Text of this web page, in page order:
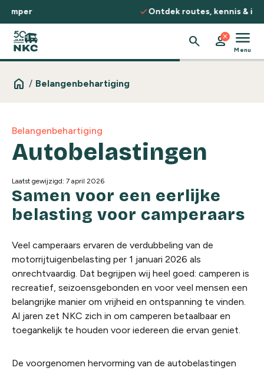
Ontdek routes, kennis & inspiratie
search person
close menu
Menu
home / Belangenbehartiging
Belangenbehartiging
Autobelastingen
Laatst gewijzigd: 7 april 2026
Samen voor een eerlijke
belasting voor camperaars
Veel camperaars ervaren de verdubbeling van de
motorrijtuigenbelasting per 1 januari 2026 als
onrechtvaardig. Dat begrijpen wij heel goed: camperen is
recreatief, seizoensgebonden en voor veel mensen een
belangrijke manier om vrijheid en ontspanning te vinden.
Al jaren zet NKC zich in om camperen betaalbaar en
toegankelijk te houden voor iedereen die ervan geniet.
De voorgenomen hervorming van de autobelastingen